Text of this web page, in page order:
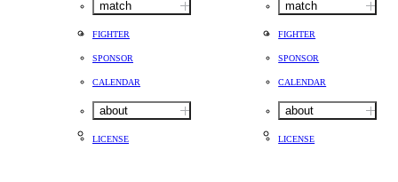
match
FIGHTER
SPONSOR
CALENDAR
about
LICENSE
match
FIGHTER
SPONSOR
CALENDAR
about
LICENSE